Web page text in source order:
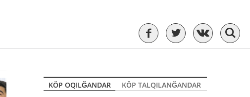
KÖP OQILĞANDAR
KÖP TALQILANĞANDAR